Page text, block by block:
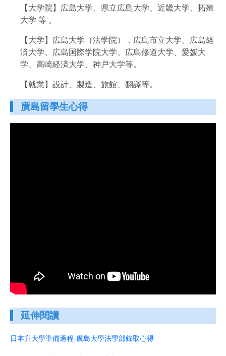
【大学院】広島大学、県立広島大学、近畿大学、拓殖
大学 等 。
【大学】広島大学（法学院）． 広島市立大学、広島経
済大学、広島国際学院大学、広島修道大学、愛媛大
学、高崎経済大学、神戸大学等。
【就業】設計、製造、旅館、翻譯等。
廣島留學生心得
延伸閱讀
日本升大學準備過程-廣島大學法學部錄取心得